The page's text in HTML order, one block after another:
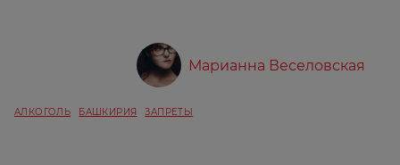
Марианна Веселовская
АЛКОГОЛЬ БАШКИРИЯ ЗАПРЕТЫ